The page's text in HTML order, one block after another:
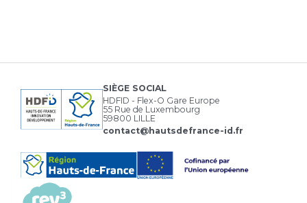
SIÈGE SOCIAL
HDFID - Flex-O Gare Europe
55 Rue de Luxembourg
59800 LILLE
contact@hautsdefrance-id.fr